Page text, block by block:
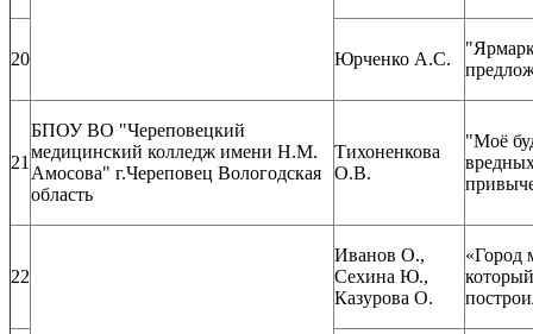
20 Юрченко А.С.
21
БПОУ ВО "Череповецкий
медицинский колледж имени Н.М.
Амосова" г.Череповец Вологодская
область
Тихоненкова
О.В.
"Моё
22
Иванов О.,
Сехина Ю.,
Казурова О.
«Город
который